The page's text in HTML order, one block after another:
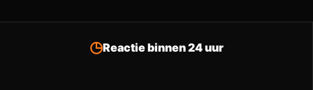
Reactie binnen 24 uur